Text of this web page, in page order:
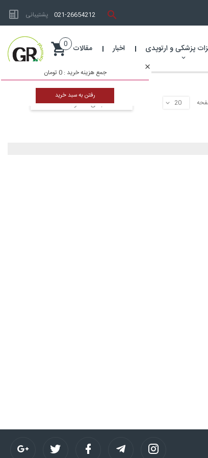
021-26654212 پشتیبانی
پزشکی و ارتوپدی اخبار مقالات 0
جمع هزینه خرید : 0 تومان
رفتن به سبد خرید
دسته بندی محصولات